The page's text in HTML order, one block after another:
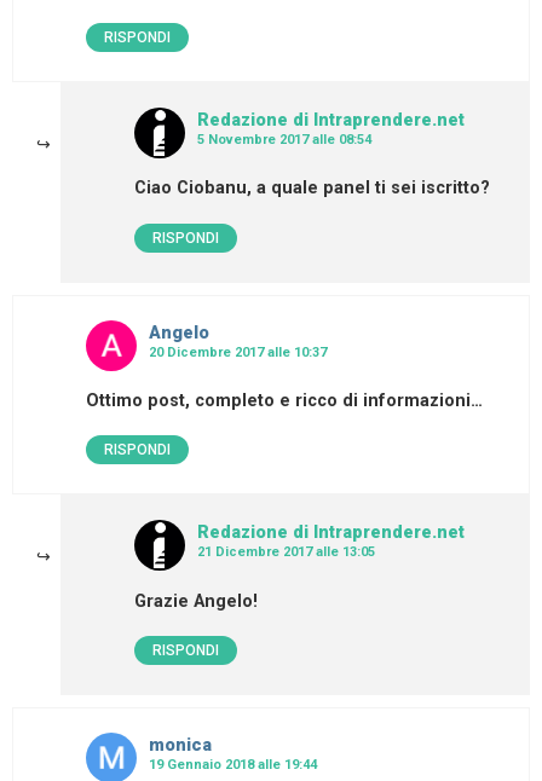
RISPONDI
Redazione di Intraprendere.net
5 Novembre 2017 alle 08:54
Ciao Ciobanu, a quale panel ti sei iscritto?
RISPONDI
Angelo
20 Dicembre 2017 alle 10:37
Ottimo post, completo e ricco di informazioni…
RISPONDI
Redazione di Intraprendere.net
21 Dicembre 2017 alle 13:05
Grazie Angelo!
RISPONDI
monica
19 Gennaio 2018 alle 19:44